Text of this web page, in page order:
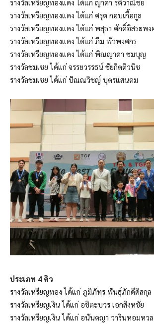
รางวัลเหรียญทองแดง ได้แก่ ญาดา รติวาณิชย์
รางวัลเหรียญทองแดง ได้แก่ ศรุต กอบเกื้อกูล
รางวัลเหรียญทองแดง ได้แก่ พสุธา ศักดิ์อิสระพง
รางวัลเหรียญทองแดง ได้แก่ ภีม พัวพงศกร
รางวัลเหรียญทองแดง ได้แก่ พิณญาดา ชมบุญ
รางวัลชมเชย ได้แก่ จรรยวรรธน์ ชัยกิตติวนิช
รางวัลชมเชย ได้แก่ ปัณณวิชญ์ บุตรแสนคม
ประเภท 4 คิว
รางวัลเหรียญทอง ได้แก่ ภูมิภัทร พันธุ์ภักดีดิสกุล
รางวัลเหรียญเงิน ได้แก่ อชิตะบวร เอกสิงหชัย
รางวัลเหรียญเงิน ได้แก่ อนันตญา วารินหอมหวล